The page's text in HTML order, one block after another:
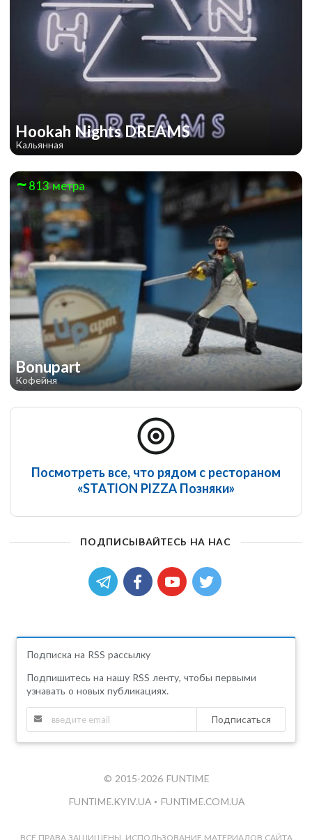
Hookah Nights DREAMS
Кальянная
813 метра
Bonupart
Кофейня
Посмотреть все, что рядом с рестораном
«STATION PIZZA Позняки»
ПОДПИСЫВАЙТЕСЬ НА НАС
Подписка на RSS рассылку
Подпишитесь на нашу RSS ленту, чтобы первыми
узнавать о новых публикациях.
Подписаться
© 2015-2026 FUNTIME
FUNTIME.KYIV.UA • FUNTIME.COM.UA
ВСЕ ПРАВА ЗАЩИЩЕНЫ. ИСПОЛЬЗОВАНИЕ МАТЕРИАЛОВ САЙТА